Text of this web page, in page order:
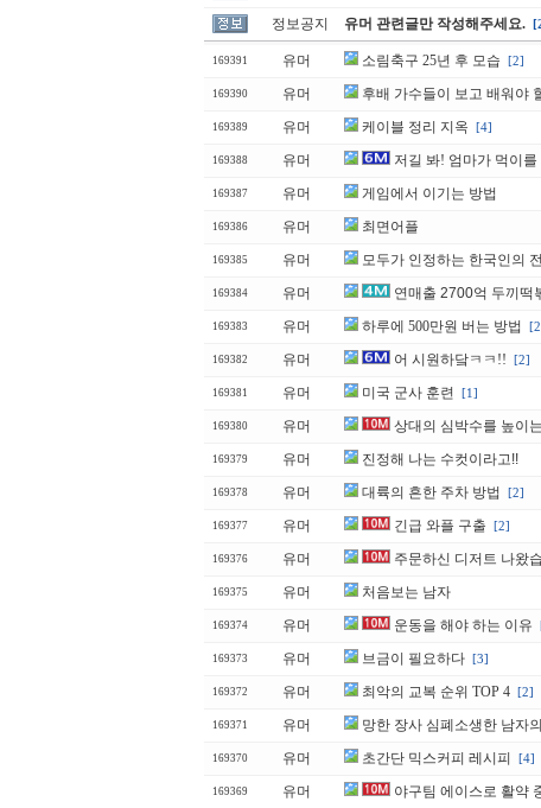
정보공지 유머 관련글만 작성해주세요.
169391 유머 소림축구 25년 후 모습 [2]
169390 유머 후배 가수들이 보고 배워야
169389 유머 케이블 정리 지옥 [4]
169388 유머 저길 봐! 엄마가 먹이
169387 유머 게임에서 이기는 방법
169386 유머 최면어플
169385 유머 모두가 인정하는 한국인의
169384 유머 연매출 2700억 두끼떡
169383 유머 하루에 500만원 버는 방법
169382 유머 어 시원하닼ㅋㅋ!! [2]
169381 유머 미국 군사 훈련 [1]
169380 유머 상대의 심박수를 높이
169379 유머 진정해 나는 수컷이라고!!
169378 유머 대륙의 흔한 주차 방법 [2]
169377 유머 긴급 와플 구출 [2]
169376 유머 주문하신 디저트 나왔
169375 유머 처음보는 남자
169374 유머 운동을 해야 하는 이유
169373 유머 브금이 필요하다 [3]
169372 유머 최악의 교복 순위 TOP 4 [2]
169371 유머 망한 장사 심폐소생한 남자
169370 유머 초간단 믹스커피 레시피 [4]
169369 유머 야구팀 에이스로 활약